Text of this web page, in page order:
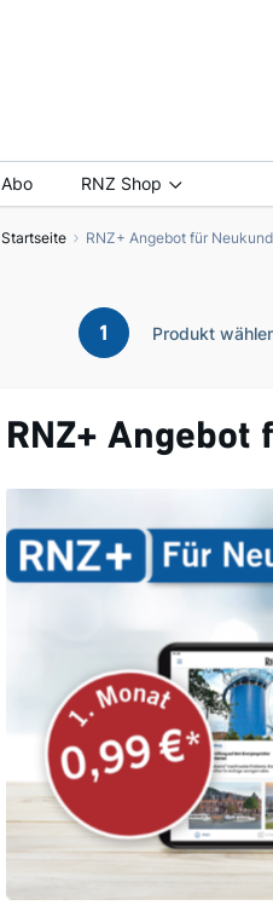
Abo RNZ Shop
Startseite RNZ+ Angebot für
1 Produkt
RNZ+ Angebot